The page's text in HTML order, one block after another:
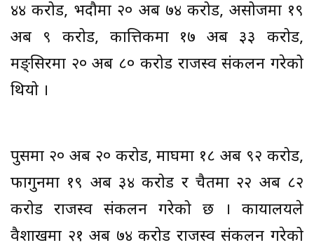
४४ करोड, भदौमा २० अर्ब ७४ करोड, असोजमा १९
अर्ब ९ करोड, कात्तिकमा १७ अर्ब ३३ करोड,
मङ्सिरमा २० अर्ब ८० करोड राजस्व संकलन गरेको
थियो ।
पुसमा २० अर्ब २० करोड, माघमा १८ अर्ब ९२ करोड,
फागुनमा १९ अर्ब ३४ करोड र चैतमा २२ अर्ब ८२
करोड राजस्व संकलन गरेको छ । कार्यालयले
वैशाखमा २१ अर्ब ७४ करोड राजस्व संकलन गरेको